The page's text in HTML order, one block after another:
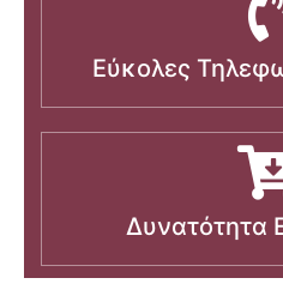
Εύκολες
Δυνατότητα